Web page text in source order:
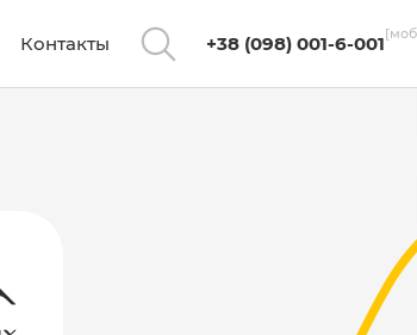
Контакты +38 (098) 001-6-001